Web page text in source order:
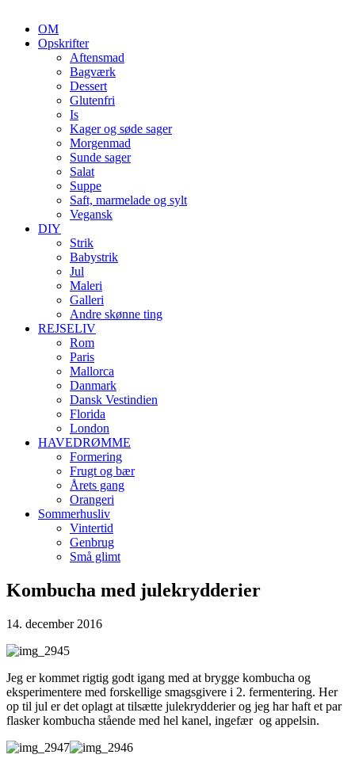
OM
Opskrifter
Aftensmad
Bagværk
Dessert
Glutenfri
Is
Kager og søde sager
Morgenmad
Sunde sager
Salat
Suppe
Saft, marmelade og sylt
Vegansk
DIY
Strik
Babystrik
Jul
Maleri
Galleri
Andre skønne ting
REJSELIV
Rom
Paris
Mallorca
Danmark
Dansk Vestindien
Florida
London
HAVEDRØMME
Formering
Frugt og bær
Årets gang
Orangeri
Sommerhusliv
Vintertid
Genbrug
Små glimt
Kombucha med julekrydderier
14. december 2016
Jeg er kommet rigtig godt igang med at brygge kombucha og
eksperimentere med forskellige smagsgivere i 2. fermentering. Her
op til jul er det oplagt at tilsætte julekrydderier og jeg har haft et par
flasker kombucha stående med hel kanel, ingefær og appelsin.